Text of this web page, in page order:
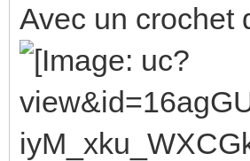
Avec un crochet